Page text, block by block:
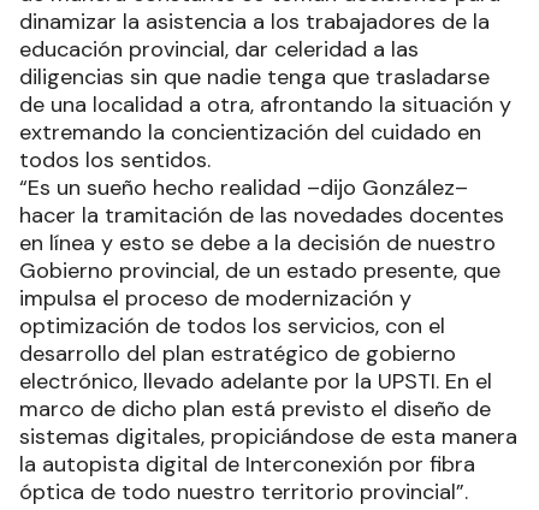
dinamizar la asistencia a los trabajadores de la
educación provincial, dar celeridad a las
diligencias sin que nadie tenga que trasladarse
de una localidad a otra, afrontando la situación y
extremando la concientización del cuidado en
todos los sentidos.
“Es un sueño hecho realidad –dijo González–
hacer la tramitación de las novedades docentes
en línea y esto se debe a la decisión de nuestro
Gobierno provincial, de un estado presente, que
impulsa el proceso de modernización y
optimización de todos los servicios, con el
desarrollo del plan estratégico de gobierno
electrónico, llevado adelante por la UPSTI. En el
marco de dicho plan está previsto el diseño de
sistemas digitales, propiciándose de esta manera
la autopista digital de Interconexión por fibra
óptica de todo nuestro territorio provincial”.